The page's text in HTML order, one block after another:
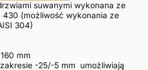
suwanymi wykonana ze
430 (możliwość wykonania ze
304)
mm
-25/-5 mm umożliwiają